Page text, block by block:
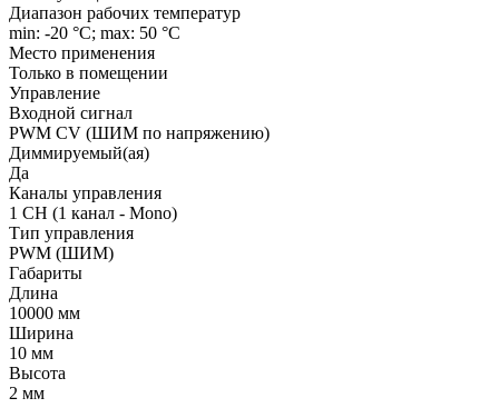
Диапазон рабочих температур
min: -20 °C; max: 50 °C
Место применения
Только в помещении
Управление
Входной сигнал
PWM СV (ШИМ по напряжению)
Диммируемый(ая)
Да
Каналы управления
1 CH (1 канал - Mono)
Тип управления
PWM (ШИМ)
Габариты
Длина
10000 мм
Ширина
10 мм
Высота
2 мм